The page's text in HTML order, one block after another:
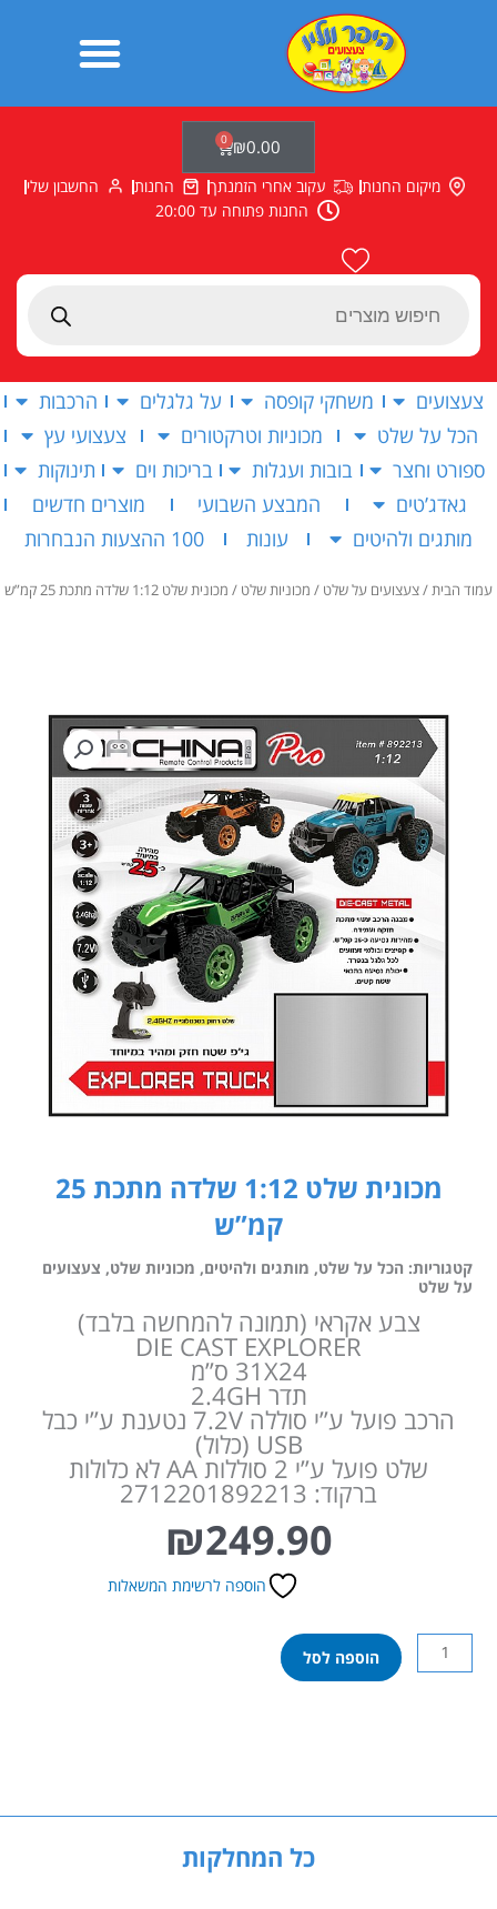
Products
₪0.00
0
עגלת
קניות
מיקום החנות עקוב אחרי הזמנתך החנות
החשבון שלי
החנות פתוחה עד 20:00
צעצועים משחקי קופסה על גלגלים
הרכבות
הכל על שלט
מכוניות וטרקטורים
צעצועי עץ
ספורט וחצר
בובות ועגלות בריכות וים
תינוקות
גאדג’טים
המבצע השבועי
מוצרים חדשים
מותגים ולהיטים
עונות 100 ההצעות הנבחרות
עמוד הבית/צעצועים על שלט / מכוניות שלט / מכונית שלט 1:12 שלדה מתכת 25 קמ”ש
מכונית שלט 1:12 שלדה מתכת 25
קמ”ש
קטגוריות: הכל על שלט, מותגים ולהיטים, מכוניות שלט, צעצועים
על שלט
צבע אקראי (תמונה להמחשה בלבד)
DIE CAST EXPLORER
31X24 ס”מ
תדר 2.4GH
הרכב פועל ע”י סוללה 7.2V נטענת ע”י כבל
USB (כלול)
שלט פועל ע”י 2 סוללות AA לא כלולות
ברקוד: 2712201892213
₪249.90
הוספה לרשימת המשאלות
כמות
של
25
הוספה לסל
כל המחלקות